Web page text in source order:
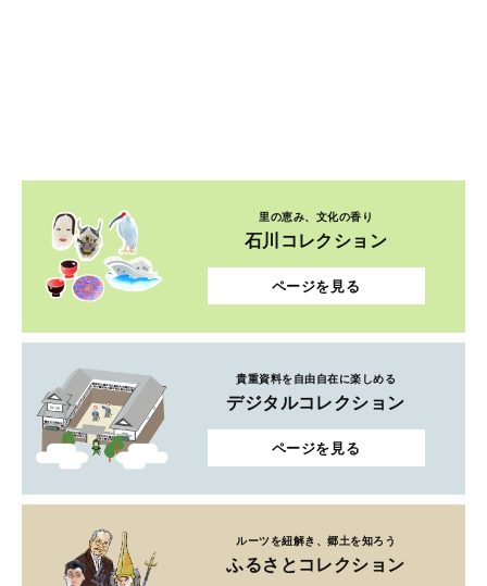
里の恵み、文化の香り
石川コレクション
ページを見る
貴重資料を自由自在に楽しめる
デジタルコレクション
ページを見る
ルーツを紐解き、郷土を知ろう
ふるさとコレクション